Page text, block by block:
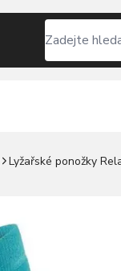
Lyžařské ponožky